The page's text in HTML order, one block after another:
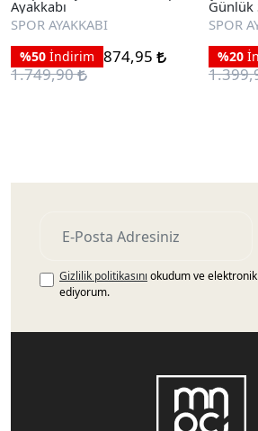
Ayakkabı
SPOR AYAKKABI
%50 İndirim 874,95
1.749,90
Günlük
SPOR
%20
Gizlilik politikasını okudum ve
ediyorum.